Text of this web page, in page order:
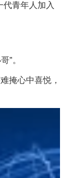
青年人加入
”。
掩心中喜悦，